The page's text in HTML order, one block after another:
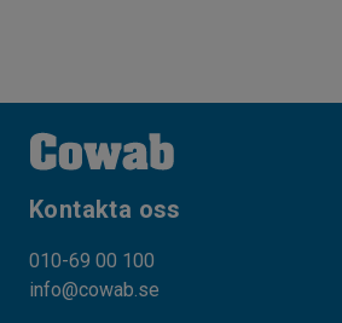
Kontakta oss
010-69 00 100
info@cowab.se